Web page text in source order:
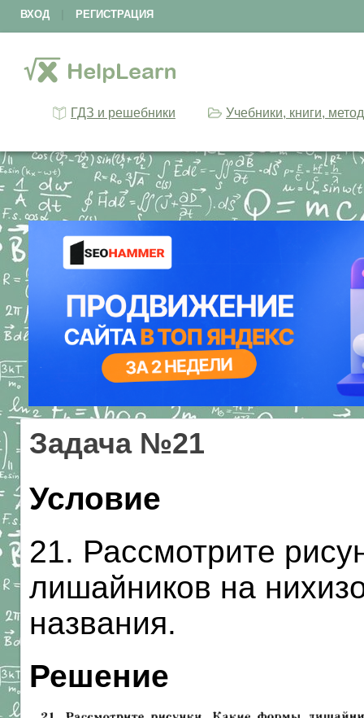
ВХОД РЕГИСТРАЦИЯ
ГДЗ и решебники Учебники, книги,
Задача №21
Условие
21. Рассмотрите
лишайников на
названия.
Решение